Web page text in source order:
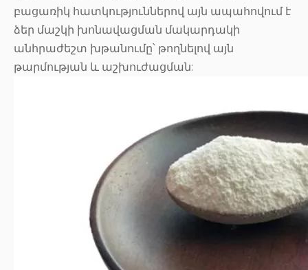
բացառիկ հատկություններով այն ապահովում է
ձեր մաշկի խոնավացման մակարդակի
անհրաժեշտ խթանումը՝ թողնելով այն
թարմության և աշխուժացման: